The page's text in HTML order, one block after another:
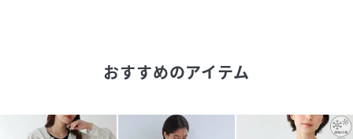
■コーディネート
おすすめのアイテム